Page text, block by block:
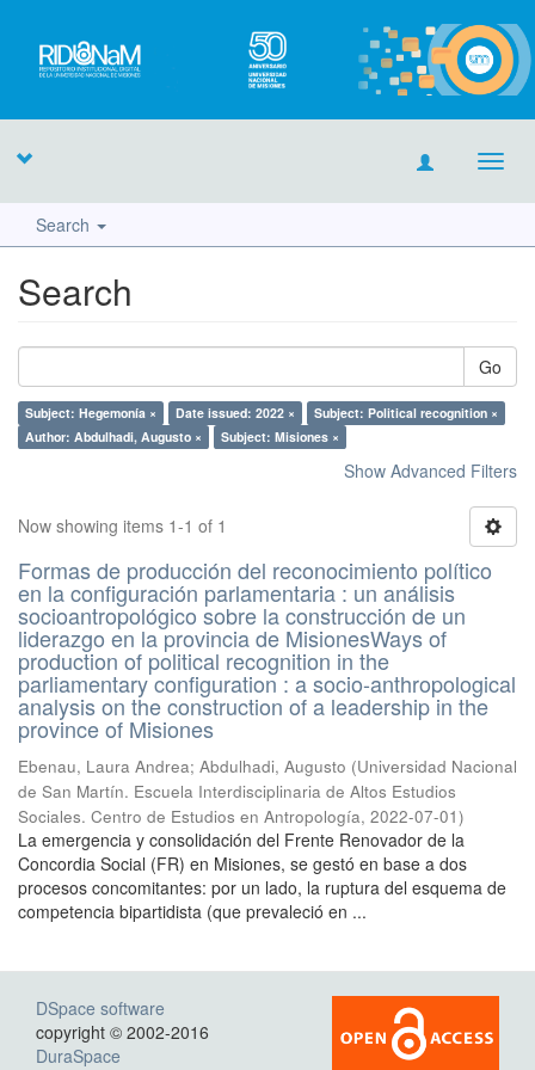
Search
Search
Go
Subject: Hegemonía × Date issued: 2022 ×
Subject: Political recognition ×
Author: Abdulhadi, Augusto ×
Subject: Misiones ×
Show Advanced Filters
Now showing items 1-1 of 1
Formas de producción del reconocimiento político
en la configuración parlamentaria : un análisis
socioantropológico sobre la construcción de un
liderazgo en la provincia de MisionesWays of
production of political recognition in the
parliamentary configuration : a socio-anthropological
analysis on the construction of a leadership in the
province of Misiones
Ebenau, Laura Andrea; Abdulhadi, Augusto (Universidad Nacional
de San Martín. Escuela Interdisciplinaria de Altos Estudios
Sociales. Centro de Estudios en Antropología, 2022-07-01)
La emergencia y consolidación del Frente Renovador de la
Concordia Social (FR) en Misiones, se gestó en base a dos
procesos concomitantes: por un lado, la ruptura del esquema de
competencia bipartidista (que prevaleció en ...
DSpace software
copyright © 2002-2016
DuraSpace